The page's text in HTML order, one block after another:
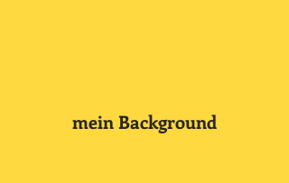
mein Background